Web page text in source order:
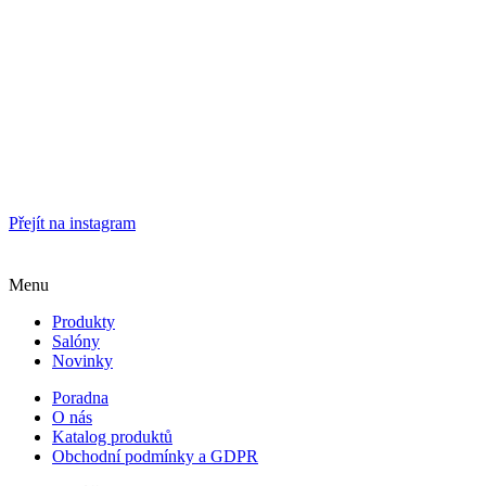
Přejít na instagram
Menu
Produkty
Salóny
Novinky
Poradna
O nás
Katalog produktů
Obchodní podmínky a GDPR